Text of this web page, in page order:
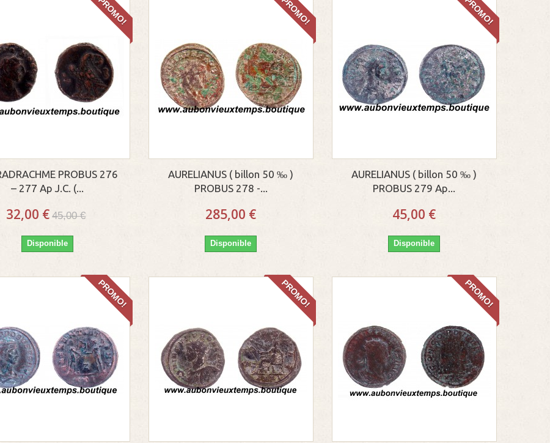
PROMO!
PROBUS 276
– 277 Ap J.C. (...
32,00 € 45,00 €
Disponible
PROMO!
AURELIANUS ( billon 50 ‰ )
PROBUS 278 -...
285,00 €
Disponible
PROMO!
AURELIANUS ( billon 50 ‰ )
PROBUS 279 Ap...
45,00 €
Disponible
PROMO! PROMO! PROMO!